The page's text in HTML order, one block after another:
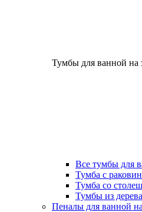
Тумбы для ванной на
Все тумбы для
Тумба с
Тумба со
Тумбы из
Пеналы для ванной на